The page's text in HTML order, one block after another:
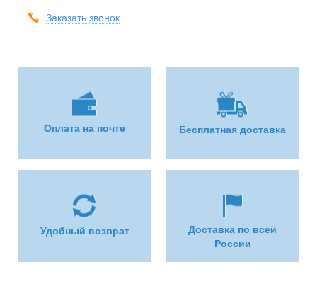
Заказать звонок
Оплата на почте Бесплатная доставка
Удобный возврат
Доставка по всей
России